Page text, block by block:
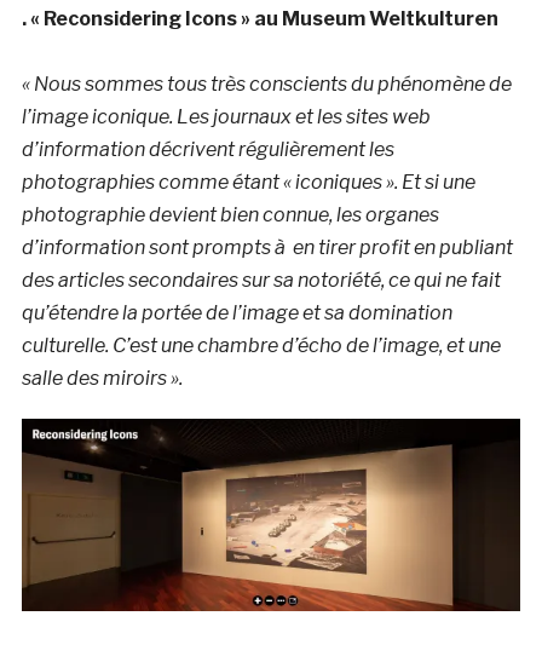
. « Reconsidering Icons » au Museum Weltkulturen
« Nous sommes tous très conscients du phénomène de
l’image iconique. Les journaux et les sites web
d’information décrivent régulièrement les
photographies comme étant « iconiques ». Et si une
photographie devient bien connue, les organes
d’information sont prompts à en tirer profit en publiant
des articles secondaires sur sa notoriété, ce qui ne fait
qu’étendre la portée de l’image et sa domination
culturelle. C’est une chambre d’écho de l’image, et une
salle des miroirs ».